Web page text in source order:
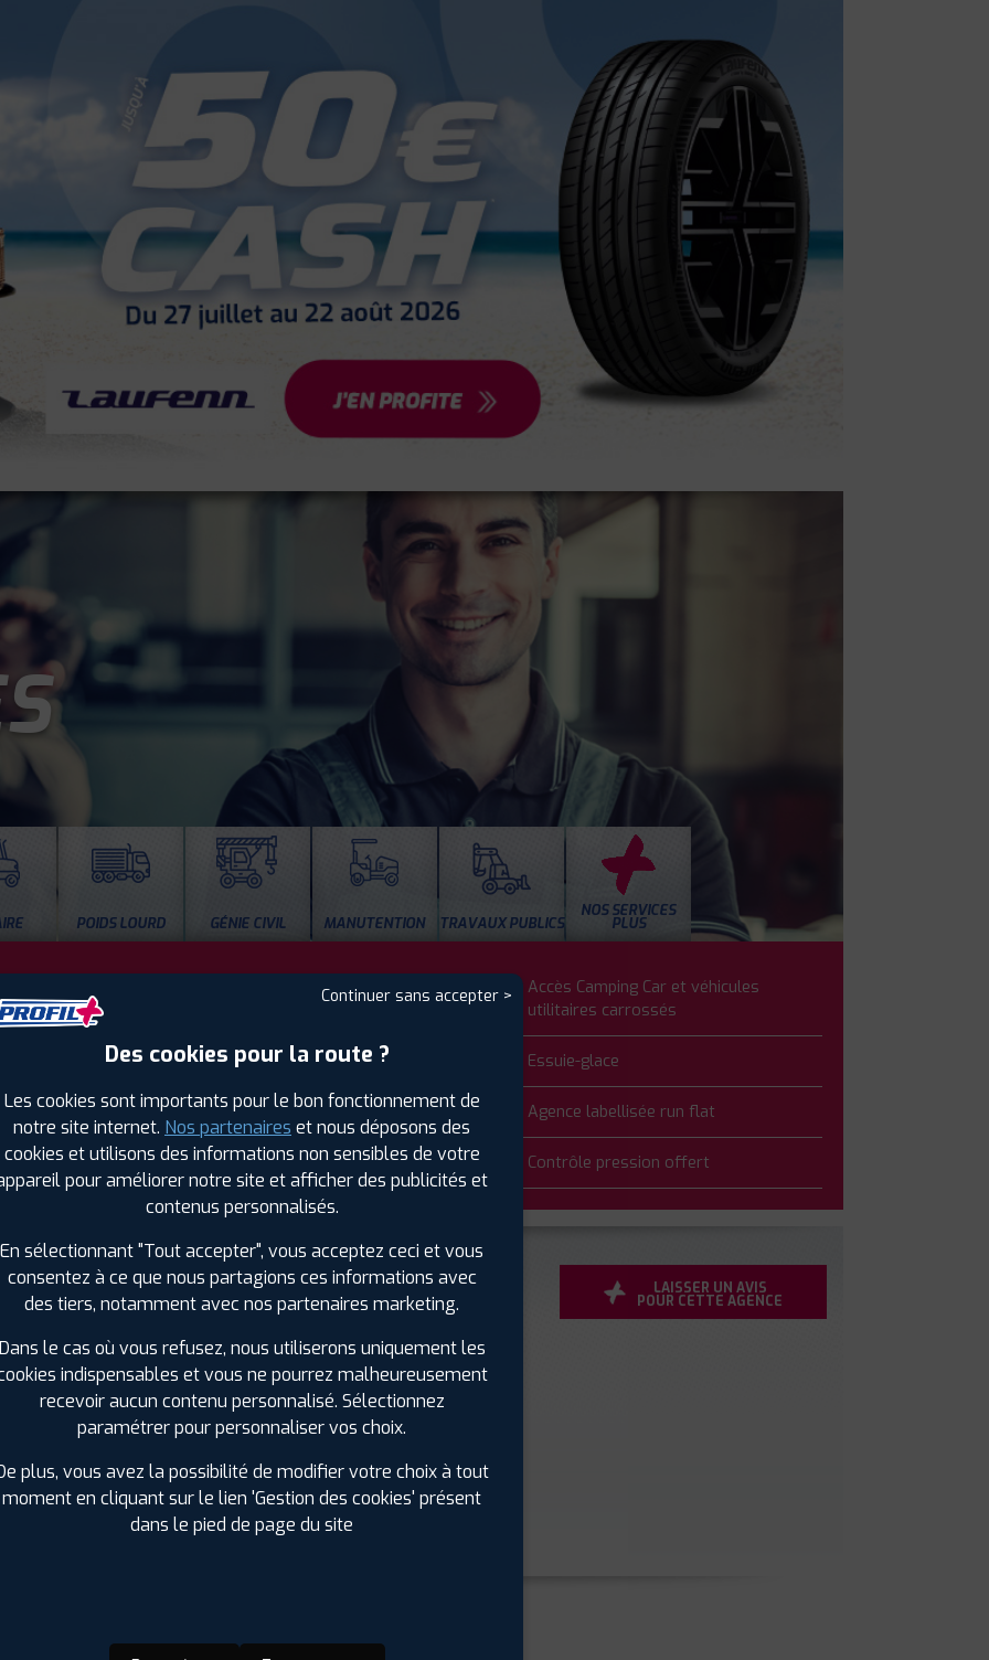
POIDS LOURD GÉNIE CIVIL MANUTENTION TRAVAUX PUBLICS
NOS SERVICES
PLUS
Accès Camping Car et véhicules
utilitaires carrossés
Vente et montage pneus Camping car Essuie-glace
Gardiennage pneus à DOURGES Agence labellisée run flat
Remplacement de pneus Contrôle pression offert
LAISSER UN AVIS
POUR CETTE AGENCE
Continuer sans accepter >
Des cookies pour la route ?
Les cookies sont importants pour le bon fonctionnement de
notre site internet. Nos partenaires et nous déposons des
cookies et utilisons des informations non sensibles de votre
pour améliorer notre site et afficher des publicités et
contenus personnalisés.
En sélectionnant "Tout accepter", vous acceptez ceci et vous
consentez à ce que nous partagions ces informations avec
des tiers, notamment avec nos partenaires marketing.
le cas où vous refusez, nous utiliserons uniquement les
indispensables et vous ne pourrez malheureusement
recevoir aucun contenu personnalisé. Sélectionnez
paramétrer pour personnaliser vos choix.
plus, vous avez la possibilité de modifier votre choix à tout
moment en cliquant sur le lien 'Gestion des cookies' présent
dans le pied de page du site